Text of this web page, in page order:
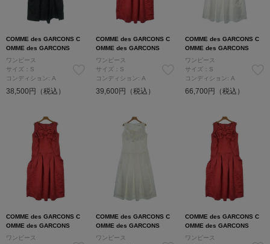
COMME des GARCONS C
OMME des GARCONS
ワンピース
サイズ：S
コンディション: A
38,500円（税込）
COMME des GARCONS C
OMME des GARCONS
ワンピース
サイズ：S
コンディション: A
39,600円（税込）
COMME des GARCONS C
OMME des GARCONS
ワンピース
サイズ：S
コンディション: A
66,700円（税込）
COMME des GARCONS C
OMME des GARCONS
ワンピース
COMME des GARCONS C
OMME des GARCONS
ワンピース
COMME des GARCONS C
OMME des GARCONS
ワンピース